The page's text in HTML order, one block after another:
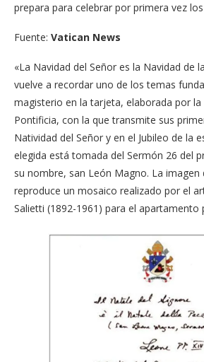
prepara para celebrar por primera vez
Fuente: Vatican News
«La Navidad del Señor es la Navidad de
vuelve a recordar uno de los temas
magisterio en la tarjeta, elaborada por la
Pontificia, con la que transmite sus
Natividad del Señor y en el Jubileo de la
elegida está tomada del Sermón 26 del
su nombre, san León Magno. La imagen
reproduce un mosaico realizado por el
Salietti (1892-1961) para el apartamento